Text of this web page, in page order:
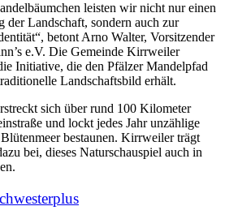
leisten wir nicht nur einen
der Landschaft, sondern auch zur
betont Arno Walter, Vorsitzender
e.V. Die Gemeinde Kirrweiler
Initiative, die den Pfälzer Mandelpfad
Landschaftsbild erhält.
sich über rund 100 Kilometer
und lockt jedes Jahr unzählige
bestaunen. Kirrweiler trägt
bei, dieses Naturschauspiel auch in